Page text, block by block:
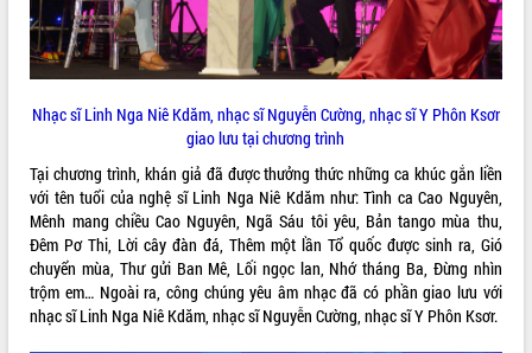
Đắk Lắk sơ kết 4 năm triển khai thực
hiện Đề án 06 của Chính phủ
Họp báo thông tin về Hội nghị Công bố
Lắk
Khơi thông điểm nghẽn, đẩy nhanh
giải ngân vốn khắc phục thiên tai
HĐND tỉnh thông qua điều chỉnh Quy
hoạch tỉnh thời kỳ 2021-2030
Hội thảo góp ý hồ sơ điều chỉnh quy
hoạch tỉnh Đắk Lắk thời kỳ 2021-2030,
tầm nhìn đến năm 2050
Nâng cao hiệu quả hoạt động của các
Nhạc sĩ Linh Nga Niê Kdăm, nhạc sĩ Nguyễn Cường, nhạc sĩ Y Phôn Ksơr
giao lưu tại chương trình
Tại chương trình, khán giả đã được thưởng thức những ca khúc gắn liền
với tên tuổi của nghệ sĩ Linh Nga Niê Kdăm như: Tình ca Cao Nguyên,
Mênh mang chiều Cao Nguyên, Ngã Sáu tôi yêu, Bản tango mùa thu,
Đêm Pơ Thi, Lời cây đàn đá, Thêm một lần Tổ quốc được sinh ra, Gió
chuyển mùa, Thư gửi Ban Mê, Lối ngọc lan, Nhớ tháng Ba, Đừng nhìn
trộm em… Ngoài ra, công chúng yêu âm nhạc đã có phần giao lưu với
nhạc sĩ Linh Nga Niê Kdăm, nhạc sĩ Nguyễn Cường, nhạc sĩ Y Phôn Ksơr.